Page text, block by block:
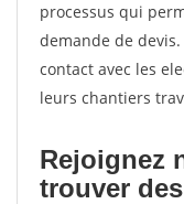
processus qui
demande de
contact avec les
leurs chantiers
Rejoignez
trouver